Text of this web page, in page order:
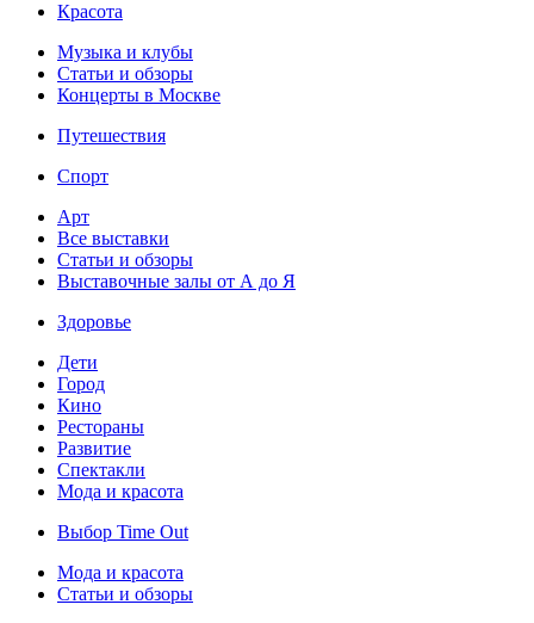
Красота
Музыка и клубы
Статьи и обзоры
Концерты в Москве
Путешествия
Спорт
Арт
Все выставки
Статьи и обзоры
Выставочные залы от А до Я
Здоровье
Дети
Город
Кино
Рестораны
Развитие
Спектакли
Мода и красота
Выбор Time Out
Мода и красота
Статьи и обзоры